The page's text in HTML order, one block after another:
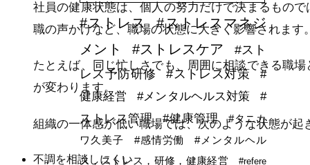
社員の健康状態は、個人の努力だけで決まるもの
職の声かけなど、職場の状態に大きく影響されます
たとえば、同じ忙しさでも、周囲に相談できる職
が変わります。
組織の一体感が低い職場では、次のような状態が起
不調を相談しにくい
#ストレス
#ストレスマネジ
メント
#ストレスケア
#スト
レス予防研修
#ストレス対策
#
健康経営
#メンタルヘルス対策
#
ストレス管理
#健康管理
#タニカ
ワ久美子
#感情労働
#メンタルヘル
ス，ストレス，研修，健康経営
#refere